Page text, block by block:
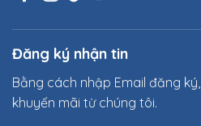
Đăng ký nhận tin
Bằng cách nhập Email đăng
khuyến mãi từ chúng tôi.